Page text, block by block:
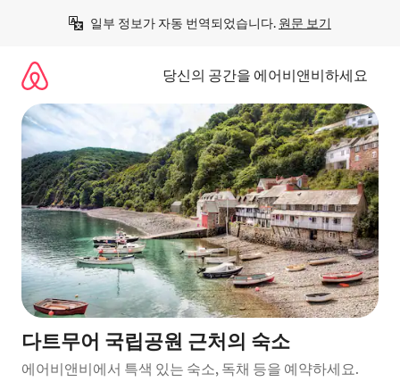
일부 정보가 자동 번역되었습니다. 원문 보기
당신의 공간을 에어비앤비하세요
다트무어 국립공원 근처의 숙소
에어비앤비에서 특색 있는 숙소, 독채 등을 예약하세요.